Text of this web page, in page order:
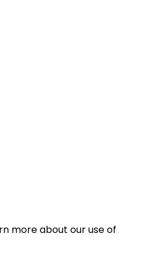
more about our use of